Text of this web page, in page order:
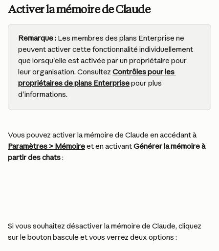
Activer la mémoire de Claude
Remarque : Les membres des plans Enterprise ne
peuvent activer cette fonctionnalité individuellement
que lorsqu'elle est activée par un propriétaire pour
leur organisation. Consultez Contrôles pour les
propriétaires de plans Enterprise pour plus
d'informations.
Vous pouvez activer la mémoire de Claude en accédant à
Paramètres > Mémoire et en activant Générer la mémoire à
partir des chats :
Si vous souhaitez désactiver la mémoire de Claude, cliquez
sur le bouton bascule et vous verrez deux options :